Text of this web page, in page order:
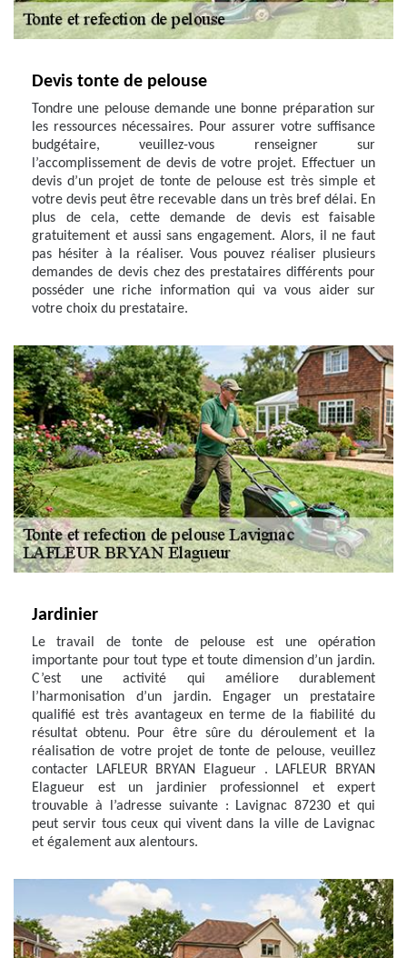
Devis tonte de pelouse
Tondre une pelouse demande une bonne préparation sur
les ressources nécessaires. Pour assurer votre suffisance
budgétaire, veuillez-vous renseigner sur
l’accomplissement de devis de votre projet. Effectuer un
devis d’un projet de tonte de pelouse est très simple et
votre devis peut être recevable dans un très bref délai. En
plus de cela, cette demande de devis est faisable
gratuitement et aussi sans engagement. Alors, il ne faut
pas hésiter à la réaliser. Vous pouvez réaliser plusieurs
demandes de devis chez des prestataires différents pour
posséder une riche information qui va vous aider sur
votre choix du prestataire.
Jardinier
Le travail de tonte de pelouse est une opération
importante pour tout type et toute dimension d’un jardin.
C’est une activité qui améliore durablement
l’harmonisation d’un jardin. Engager un prestataire
qualifié est très avantageux en terme de la fiabilité du
résultat obtenu. Pour être sûre du déroulement et la
réalisation de votre projet de tonte de pelouse, veuillez
contacter LAFLEUR BRYAN Elagueur . LAFLEUR BRYAN
Elagueur est un jardinier professionnel et expert
trouvable à l’adresse suivante : Lavignac 87230 et qui
peut servir tous ceux qui vivent dans la ville de Lavignac
et également aux alentours.